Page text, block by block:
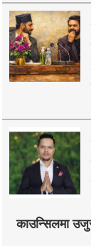
काउन्सिलमा